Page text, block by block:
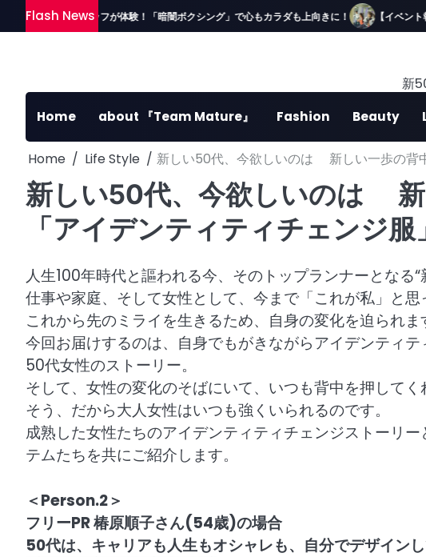
to
Flash News
】読者＆スタッフが体験！「暗闇ボクシング」で心もカラダも上向きに！ 【イベント報告
新
Home about 『Team Mature』 Fashion Beauty
Home Life Style 新しい50代、今欲しいのは 新しい一歩の背
新しい50代、今欲しいのは 新
「アイデンティティチェンジ
人生100年時代と謳われる今、そのトップランナーとなる“
仕事や家庭、そして女性として、今まで「これが私」と
これから先のミライを生きるため、自身の変化を迫られま
今回お届けするのは、自身でもがきながらアイデンティテ
50代女性のストーリー。
そして、女性の変化のそばにいて、いつも背中を押してく
そう、だから大人女性はいつも強くいられるのです。
成熟した女性たちのアイデンティティチェンジストーリ
テムたちを共にご紹介します。
＜Person.2＞
フリーPR 椿原順子さん(54歳)の場合
50代は、キャリアも人生もオシャレも、自分でデザインし